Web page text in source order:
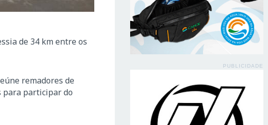
de 34 km entre os
remadores de
para participar do
PUBLICIDADE